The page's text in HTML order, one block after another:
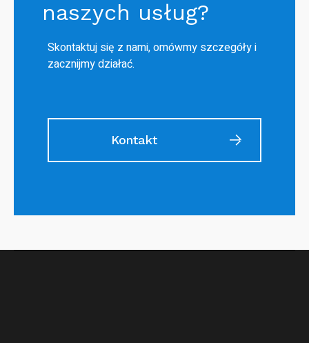
naszych usług?
Skontaktuj się z nami, omówmy szczegóły i
zacznijmy działać.
Kontakt